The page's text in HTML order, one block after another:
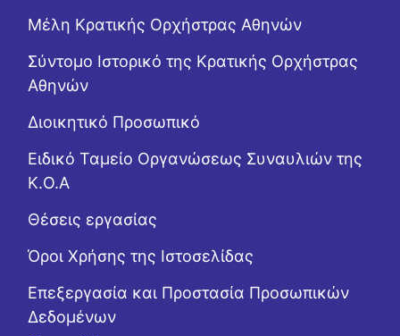
Μέλη Κρατικής Ορχήστρας Αθηνών
Σύντομο Ιστορικό της Κρατικής Ορχήστρας
Αθηνών
Διοικητικό Προσωπικό
Ειδικό Ταμείο Οργανώσεως Συναυλιών της
Κ.Ο.Α
Θέσεις εργασίας
Όροι Χρήσης της Ιστοσελίδας
Επεξεργασία και Προστασία Προσωπικών
Δεδομένων